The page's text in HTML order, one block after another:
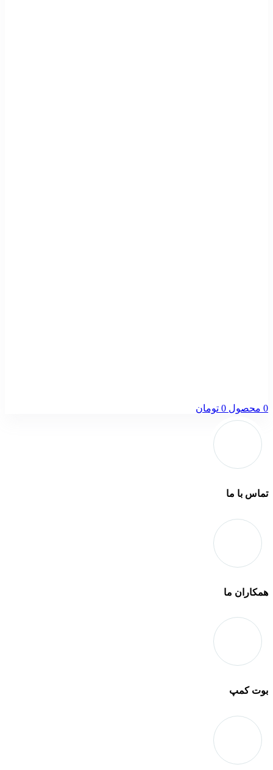
0 محصول 0 تومان
تماس با ما
همکاران ما
بوت کمپ